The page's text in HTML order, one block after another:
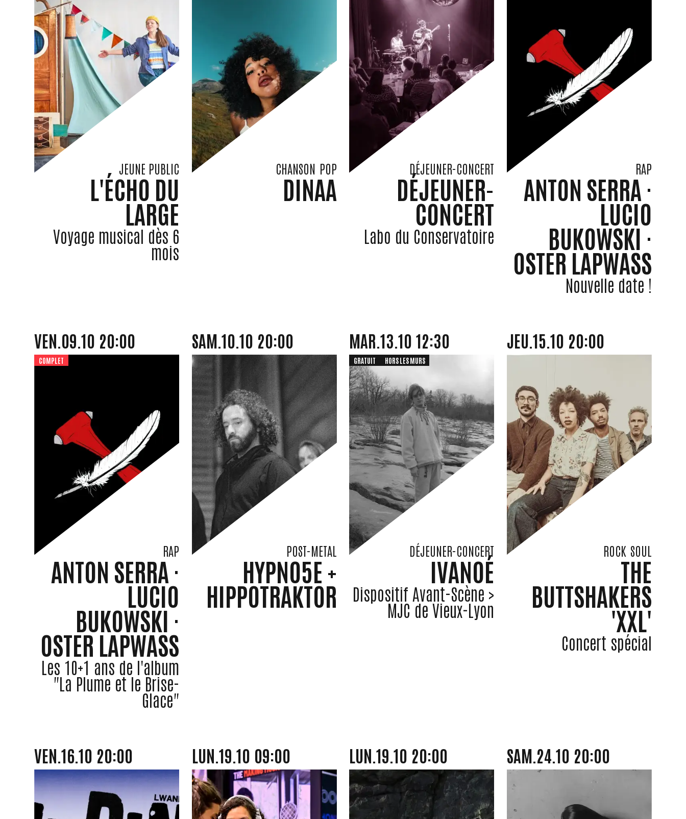
JEUNE PUBLIC
L'ÉCHO DU
LARGE
Voyage musical dès 6
mois
CHANSON POP
DINAA
DÉJEUNER-CONCERT
DÉJEUNER-
CONCERT
Labo du Conservatoire
RAP
ANTON SERRA ·
LUCIO
BUKOWSKI ·
OSTER LAPWASS
Nouvelle date !
VENDREDI
VEN. 09.OCTOBRE
10 20:00
COMPLET
RAP
ANTON SERRA ·
LUCIO
BUKOWSKI ·
OSTER LAPWASS
Les 10+1 ans de l'album
"La Plume et le Brise-
Glace"
SAMEDI
SAM. 10. OCTOBRE
10 20:00
POST-METAL
HYPNO5E +
HIPPOTRAKTOR
MARDI
MAR.13.OCTOBRE
10 12:30
GRATUIT HORS LES MURS
DÉJEUNER-CONCERT
IVANOÉ
Dispositif Avant-Scène >
MJC de Vieux-Lyon
JEUDI
JEU. 15. OCTOBRE
10 20:00
ROCK SOUL
THE
BUTTSHAKERS
'XXL'
Concert spécial
VENDREDI
VEN.16.OCTOBRE
10 20:00 LUNDI
LUN. 19. OCTOBRE
10 09:00 LUNDI
LUN.19.OCTOBRE
10 20:00 SAMEDI
SAM. 24. OCTOBRE
10 20:00